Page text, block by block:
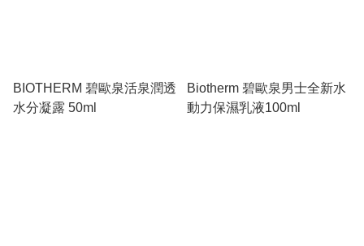
BIOTHERM 碧歐泉活泉潤透
水分凝露 50ml
Biotherm 碧歐泉男士全新水
動力保濕乳液100ml